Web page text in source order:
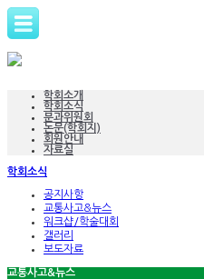
학회소개
학회소식
분과위원회
논문(학회지)
회원안내
자료실
학회소식
공지사항
교통사고&뉴스
워크샵/학술대회
갤러리
보도자료
교통사고&뉴스